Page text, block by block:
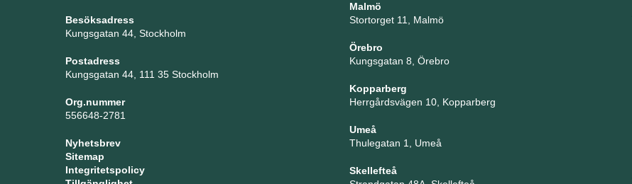
Besöksadress
Kungsgatan 44, Stockholm
Postadress
Kungsgatan 44, 111 35 Stockholm
Org.nummer
556648-2781
Nyhetsbrev
Sitemap
Integritetspolicy
Malmö
Stortorget 11, Malmö
Örebro
Kungsgatan 8, Örebro
Kopparberg
Herrgårdsvägen 10, Kopparberg
Umeå
Thulegatan 1, Umeå
Skellefteå